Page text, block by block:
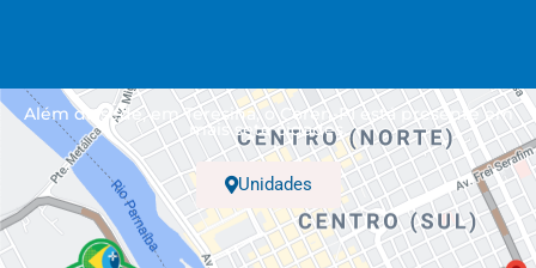
Além da sede, em Teresina, o Coren-PI está presente em
mais sete cidades.
Unidades